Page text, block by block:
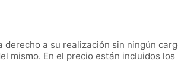
derecho a su realización sin ningún
mismo. En el precio están incluidos los